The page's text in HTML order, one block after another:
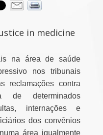
na área de saúde
nos tribunais
reclamações contra
de determinados
internações e
dos convênios
área igualmente